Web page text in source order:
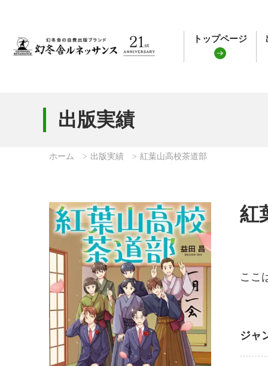
トップページ
出版実績
ホーム 出版実績 紅葉山高校茶道部
紅
ここ
ジャ